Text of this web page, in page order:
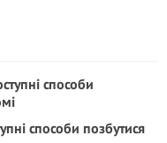
способи позбутися